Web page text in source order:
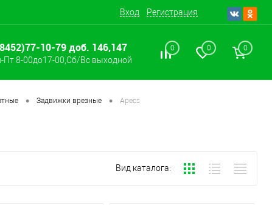
Вход Регистрация
10-79 доб. 146,147
Пт 8-00до17-00,Сб/Вс выходной
0 0 0
• Задвижки врезные • Apecs
Вид каталога: